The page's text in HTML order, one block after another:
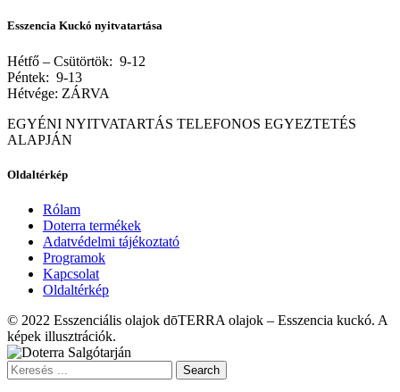
Esszencia Kuckó nyitvatartása
Hétfő – Csütörtök: 9-12
Péntek: 9-13
Hétvége: ZÁRVA
EGYÉNI NYITVATARTÁS TELEFONOS EGYEZTETÉS
ALAPJÁN
Oldaltérkép
Rólam
Doterra termékek
Adatvédelmi tájékoztató
Programok
Kapcsolat
Oldaltérkép
© 2022 Esszenciális olajok dōTERRA olajok – Esszencia kuckó. A
képek illusztrációk.
Search